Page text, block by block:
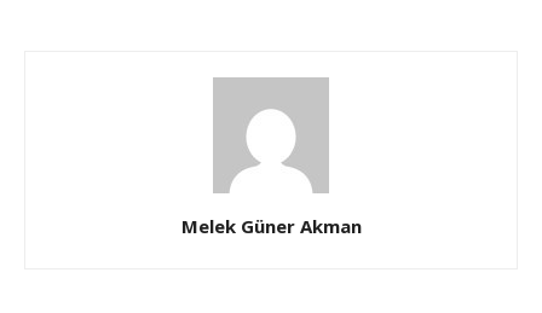
Melek Güner Akman